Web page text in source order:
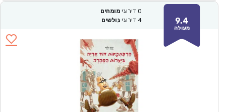
9.4
מעולה
0 דירוגי מומחים
4 דירוגי גולשים